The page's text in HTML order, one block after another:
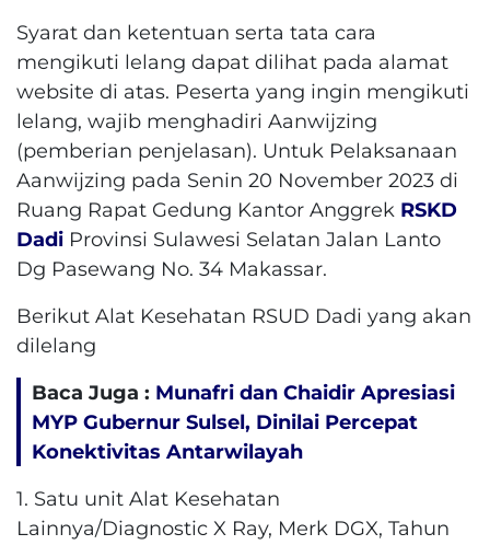
Syarat dan ketentuan serta tata cara
mengikuti lelang dapat dilihat pada alamat
website di atas. Peserta yang ingin mengikuti
lelang, wajib menghadiri Aanwijzing
(pemberian penjelasan). Untuk Pelaksanaan
Aanwijzing pada Senin 20 November 2023 di
Ruang Rapat Gedung Kantor Anggrek RSKD
Dadi Provinsi Sulawesi Selatan Jalan Lanto
Dg Pasewang No. 34 Makassar.
Berikut Alat Kesehatan RSUD Dadi yang akan
dilelang
Baca Juga : Munafri dan Chaidir Apresiasi
MYP Gubernur Sulsel, Dinilai Percepat
Konektivitas Antarwilayah
1. Satu unit Alat Kesehatan
Lainnya/Diagnostic X Ray, Merk DGX, Tahun